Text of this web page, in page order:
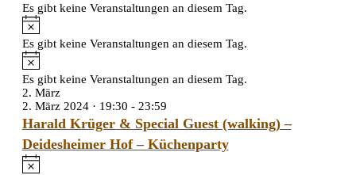
Es gibt keine Veranstaltungen an diesem Tag.
Hinweis
Es gibt keine Veranstaltungen an diesem Tag.
Hinweis
Es gibt keine Veranstaltungen an diesem Tag.
2. März
2. März 2024 · 19:30 - 23:59
Harald Krüger & Special Guest (walking) –
Deidesheimer Hof – Küchenparty
Hinweis